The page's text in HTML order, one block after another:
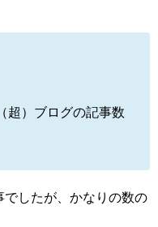
超）ブログの記事数
でしたが、かなりの数の